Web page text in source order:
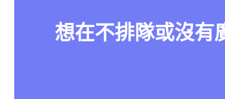
想在不排隊或沒有